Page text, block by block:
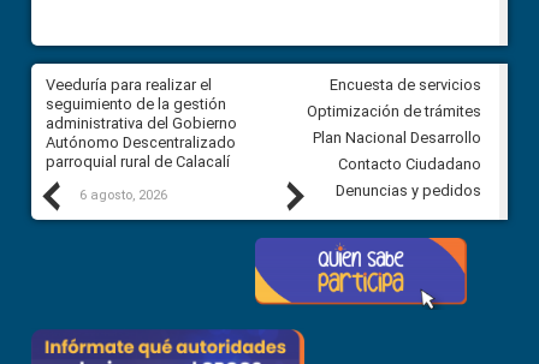
Previous
Veeduría para realizar el
seguimiento de la gestión
administrativa del Gobierno
Autónomo Descentralizado
parroquial rural de Calacalí
6 agosto, 2026
Veeduría para vigilar los
derivados de la Audiencia
comunidad Urbina, parroquia
Carolina
5 agosto, 2026
Next
Encuesta de servicios
Optimización de trámites
Plan Nacional Desarrollo
Contacto Ciudadano
Denuncias y pedidos